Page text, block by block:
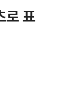
로 표